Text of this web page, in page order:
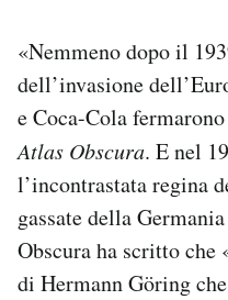
«Nemmeno dopo il
dell’invasione
e Coca-Cola
Atlas Obscura. E nel
l’incontrastata regina
gassate della
Obscura ha scritto che
di Hermann Göring